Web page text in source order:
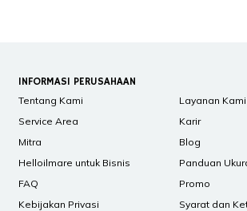
INFORMASI PERUSAHAAN
Tentang Kami
Layanan Kami
Service Area
Karir
Mitra
Blog
Helloilmare untuk Bisnis
Panduan
FAQ
Promo
Kebijakan Privasi
Syarat dan